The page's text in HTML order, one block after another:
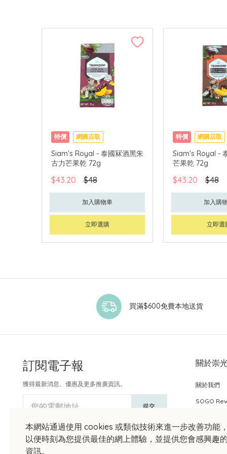
特價 網購店取
Siam's Royal - 泰國冧酒黑朱
古力芒果乾 72g
$43.20 $48
加入購物車
立即選購
特價 網購店取
Siam's Royal -
芒果乾 72g
$43.20 $48
加入購
立即選
本網站通過使用 cookies 或類似技術來進一步改善功能
以便時刻為您提供最佳的網上體驗，並提供您會感興趣
資訊。
買滿$600免費本地送貨
訂閱電子報
獲得最新消息、優惠及更多推廣資訊。
您的電郵地址 提交
關於崇
關於我們
SOGO